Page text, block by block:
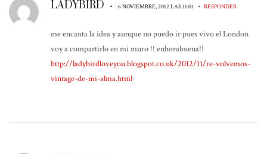
LADYBIRD • 6 NOVIEMBRE, 2012 LAS 11:01 • RESPONDER
me encanta la idea y aunque no puedo ir pues vivo el London
voy a compartirlo en mi muro !! enhorabuena!!
http://ladybirdloveyou.blogspot.co.uk/2012/11/re-volvemos-
vintage-de-mi-alma.html